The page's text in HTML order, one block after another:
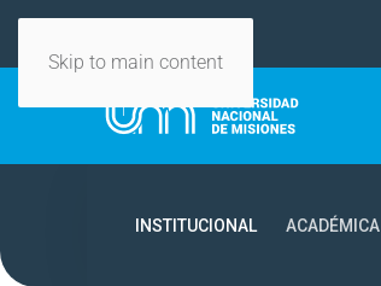
Skip to main content
INSTITUCIONAL ACADÉMICA